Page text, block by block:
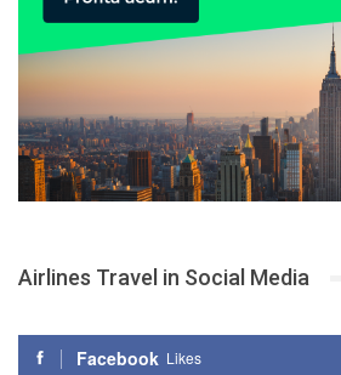
Airlines Travel in Social Media
Facebook Likes